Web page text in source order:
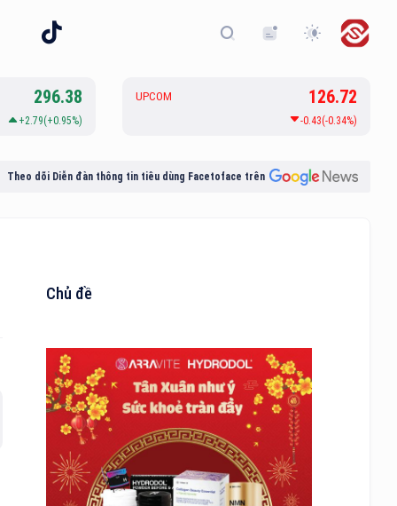
296.38
+2.79(+0.95%)
UPCOM 126.72
-0.43(-0.34%)
Theo dõi Diễn đàn thông tin tiêu dùng Facetoface trên
Chủ đề